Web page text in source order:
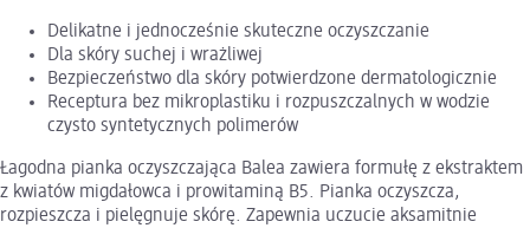
Delikatne i jednocześnie skuteczne oczyszczanie
Dla skóry suchej i wrażliwej
Bezpieczeństwo dla skóry potwierdzone dermatologicznie
Receptura bez mikroplastiku i rozpuszczalnych w wodzie
czysto syntetycznych polimerów
Łagodna pianka oczyszczająca Balea zawiera formułę z ekstraktem
z kwiatów migdałowca i prowitaminą B5. Pianka oczyszcza,
rozpieszcza i pielęgnuje skórę. Zapewnia uczucie aksamitnie